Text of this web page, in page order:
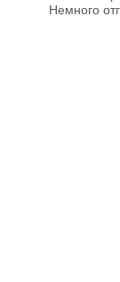
Немного